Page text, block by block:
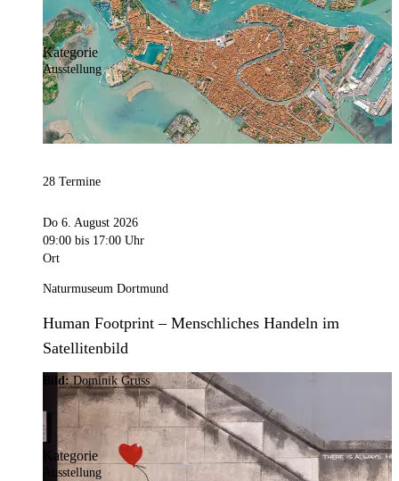
Kategorie
Ausstellung
28 Termine
Do 6. August 2026
09:00 bis 17:00 Uhr
Ort
Naturmuseum Dortmund
Human Footprint – Menschliches Handeln im
Satellitenbild
Bild:Dominik Gruss
Kategorie
Ausstellung